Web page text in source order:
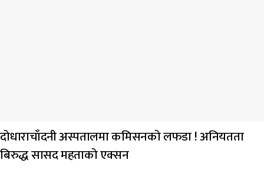
दोधाराचाँदनी अस्पतालमा कमिसनको लफडा ! अनियतता
बिरुद्ध सासद महताको एक्सन